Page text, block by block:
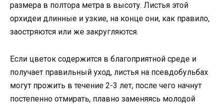
размера в полтора метра в высоту. Листья этой
орхидеи длинные и узкие, на конце они, как правило,
заостряются или же закругляются.
Если цветок содержится в благоприятной среде и
получает правильный уход, листья на псевдобульбах
могут прожить в течение 2-3 лет, после чего начнут
постепенно отмирать, плавно заменяясь молодой